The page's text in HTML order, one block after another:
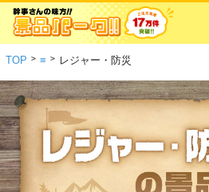
TOP > ≡ > レジャー・防災